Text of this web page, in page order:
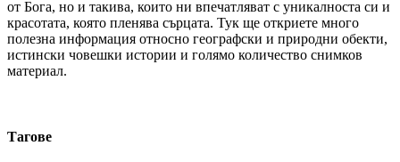
от Бога, но и такива, които ни впечатляват с уникалноста си и
красотата, която пленява сърцата. Тук ще откриете много
полезна информация относно географски и природни обекти,
истински човешки истории и голямо количество снимков
материал.
Тагове